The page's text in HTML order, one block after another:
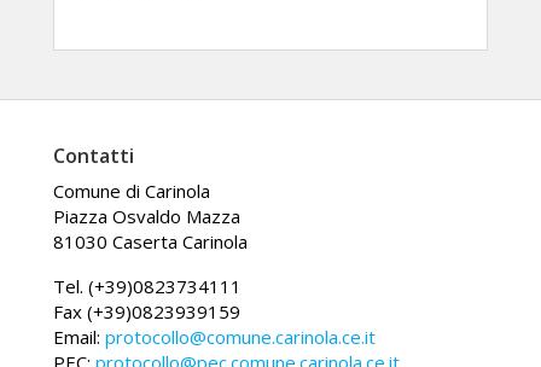
Contatti
Comune di Carinola
Piazza Osvaldo Mazza
81030 Caserta Carinola
Tel. (+39)0823734111
Fax (+39)0823939159
Email: protocollo@comune.carinola.ce.it
PEC: protocollo@pec.comune.carinola.ce.it